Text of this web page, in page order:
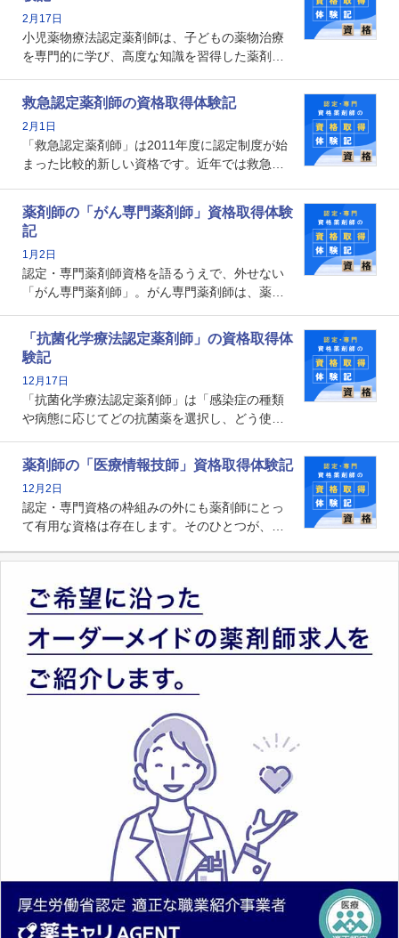
数回ありますが、患者さんに対して一定の能力
の証明になる資格と言えます。
2月17日
小児薬物療法認定薬剤師は、子どもの薬物治療
を専門的に学び、高度な知識を習得した薬剤師
や、特有の疾患、心理状況を理解し、専門性を
深めることで、子どもとその保護者に寄り添え
る存在です。今回はそんな小児薬物療法認定薬
剤師の取得体験記をご紹介します。
救急認定薬剤師の資格取得体験記
2月1日
「救急認定薬剤師」は2011年度に認定制度が始
まった比較的新しい資格です。近年では救急病
とから、救急認定薬剤師を目指す病院薬剤師も
増えているのではないでしょうか。今回はそん
な救急認定薬剤師の取得体験記をご紹介しま
す。
薬剤師の「がん専門薬剤師」資格取得体験
記
1月2日
認定・専門薬剤師資格を語るうえで、外せない
「がん専門薬剤師」。がん専門薬剤師は、薬剤
関する資格として、2009年に発足しました。薬
剤師の専門性を活かして高度化するがん医療に
貢献する姿は、今も病院薬剤師にとって一目置
かれる存在です。
「抗菌化学療法認定薬剤師」の資格取得体
験記
12月17日
「抗菌化学療法認定薬剤師」は「感染症の種類
や病態に応じてどの抗菌薬を選択し、どう使っ
る薬剤師です。現在、感染防止対策加算の施設
基準に専任の薬剤師配置が挙げられており、今
後は感染症領域で薬剤師に、より多くの役割が
求められる可能性もあります。
薬剤師の「医療情報技師」資格取得体験記
12月2日
認定・専門資格の枠組みの外にも薬剤師にとっ
て有用な資格は存在します。そのひとつが、
査データ、投薬歴など非常に多岐にわたる医療
とは、病院薬剤師を中心に大きな武器になりま
す。